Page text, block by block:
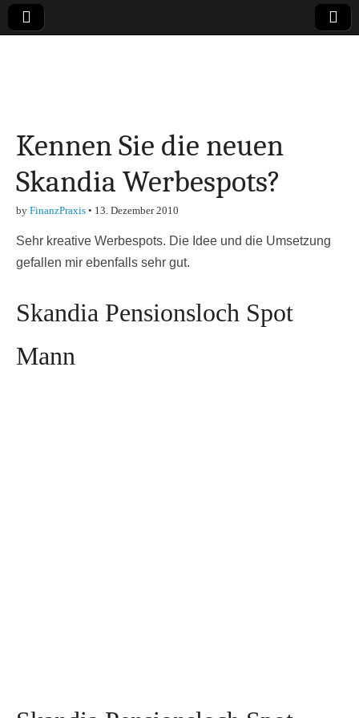
Finanzen,
Marketing-, Vertrieb-
& Investment-Tipps
Kennen Sie die neuen
Skandia Werbespots?
by FinanzPraxis • 13. Dezember 2010
Sehr kreative Werbespots. Die Idee und die Umsetzung
gefallen mir ebenfalls sehr gut.
Skandia Pensionsloch Spot
Mann